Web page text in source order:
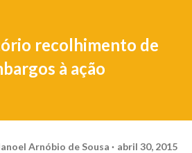
recolhimento de
à ação
Arnóbio de Sousa abril 30, 2015